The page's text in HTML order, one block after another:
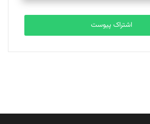
اشتراک پیوست